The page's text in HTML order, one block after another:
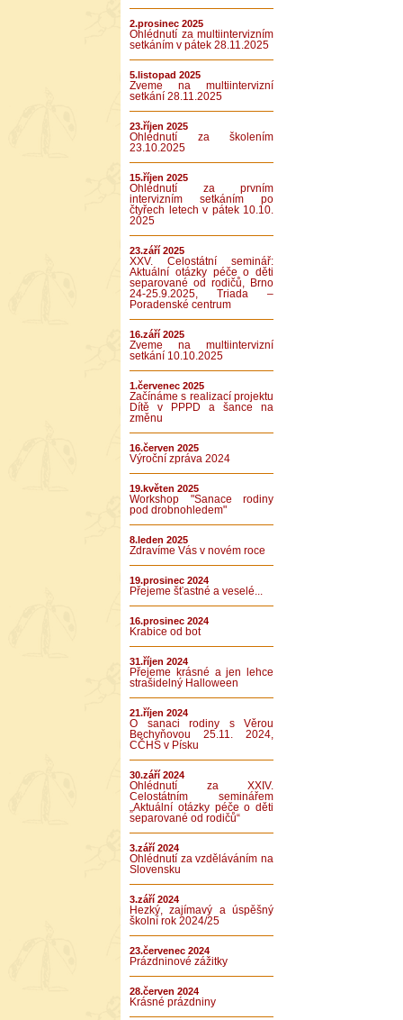
2.prosinec 2025
Ohlédnutí za multiintervizním
setkáním v pátek 28.11.2025
5.listopad 2025
Zveme na multiintervizní
setkání 28.11.2025
23.říjen 2025
Ohlédnutí za školením
23.10.2025
15.říjen 2025
Ohlédnutí za prvním
intervizním setkáním po
čtyřech letech v pátek 10.10.
2025
23.září 2025
XXV. Celostátní seminář:
Aktuální otázky péče o děti
separované od rodičů, Brno
24-25.9.2025, Triada –
Poradenské centrum
16.září 2025
Zveme na multiintervizní
setkání 10.10.2025
1.červenec 2025
Začínáme s realizací projektu
Dítě v PPPD a šance na
změnu
16.červen 2025
Výroční zpráva 2024
19.květen 2025
Workshop "Sanace rodiny
pod drobnohledem"
8.leden 2025
Zdravíme Vás v novém roce
19.prosinec 2024
Přejeme šťastné a veselé...
16.prosinec 2024
Krabice od bot
31.říjen 2024
Přejeme krásné a jen lehce
strašidelný Halloween
21.říjen 2024
O sanaci rodiny s Věrou
Bechyňovou 25.11. 2024,
CČHS v Písku
30.září 2024
Ohlédnutí za XXIV.
Celostátním seminářem
„Aktuální otázky péče o děti
separované od rodičů“
3.září 2024
Ohlédnutí za vzděláváním na
Slovensku
3.září 2024
Hezký, zajímavý a úspěšný
školní rok 2024/25
23.červenec 2024
Prázdninové zážitky
28.červen 2024
Krásné prázdniny